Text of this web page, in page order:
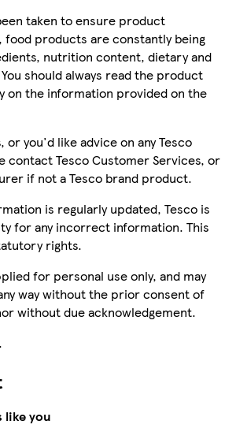
taken to ensure product
products are constantly being
nutrition content, dietary and
should always read the product
on the information provided on the
or you'd like advice on any Tesco
contact Tesco Customer Services, or
if not a Tesco brand product.
is regularly updated, Tesco is
for any incorrect information. This
rights.
for personal use only, and may
way without the prior consent of
without due acknowledgement.
like you